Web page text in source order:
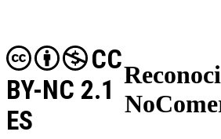
CC
BY-NC 2.1
ES